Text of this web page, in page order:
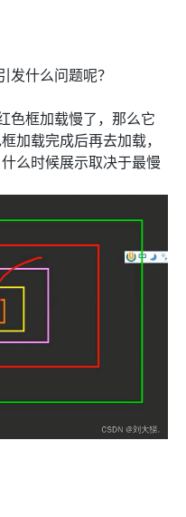
发什么问题呢？
色框加载慢了，那么它
加载完成后再去加载，
么时候展示取决于最慢